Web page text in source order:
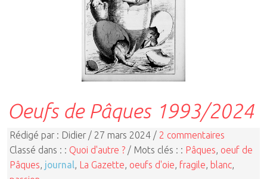
Oeufs de Pâques 1993/2024
Rédigé par : Didier / 27 mars 2024 / 2 commentaires
Classé dans : : Quoi d'autre ? / Mots clés : : Pâques, oeuf de
Pâques, journal, La Gazette, oeufs d'oie, fragile, blanc,